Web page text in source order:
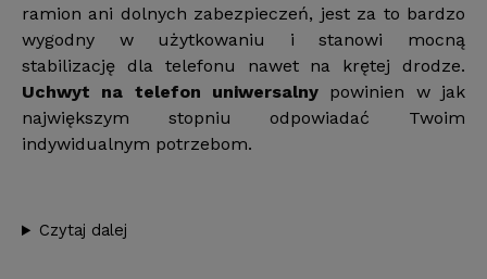
ramion ani dolnych zabezpieczeń, jest za to bardzo
wygodny w użytkowaniu i stanowi mocną
stabilizację dla telefonu nawet na krętej drodze.
Uchwyt na telefon uniwersalny powinien w jak
największym stopniu odpowiadać Twoim
indywidualnym potrzebom.
Czytaj dalej